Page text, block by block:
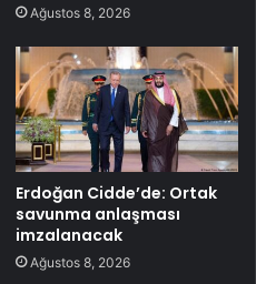
Ağustos 8, 2026
Erdoğan Cidde’de: Ortak
savunma anlaşması
imzalanacak
Ağustos 8, 2026